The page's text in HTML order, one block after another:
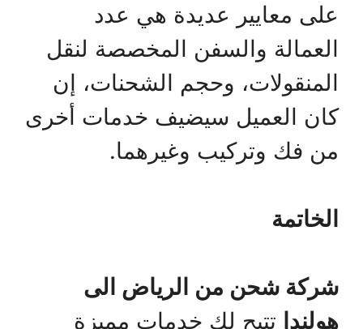
على معايير عديدة هي عدد
العمالة والسفن المخصصة لنقل
المنقولات، وحجم الشحنات، إن
كان العميل سيضيف خدمات أخرى
من فك وتركيب وغيرهما.
الخاتمة
شركة شحن من الرياض الى
هولندا تتيح لك خدمات مميزة